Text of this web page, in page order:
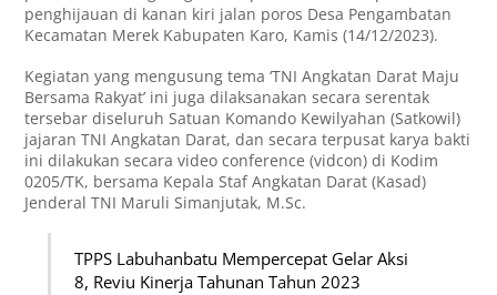
penghijauan di kanan kiri jalan poros Desa Pengambatan
Kecamatan Merek Kabupaten Karo, Kamis (14/12/2023).
Kegiatan yang mengusung tema ‘TNI Angkatan Darat Maju
Bersama Rakyat’ ini juga dilaksanakan secara serentak
tersebar diseluruh Satuan Komando Kewilyahan (Satkowil)
jajaran TNI Angkatan Darat, dan secara terpusat karya bakti
ini dilakukan secara video conference (vidcon) di Kodim
0205/TK, bersama Kepala Staf Angkatan Darat (Kasad)
Jenderal TNI Maruli Simanjutak, M.Sc.
TPPS Labuhanbatu Mempercepat Gelar Aksi
8, Reviu Kinerja Tahunan Tahun 2023